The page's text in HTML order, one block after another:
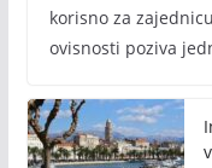
korisno za
ovisnosti poziva